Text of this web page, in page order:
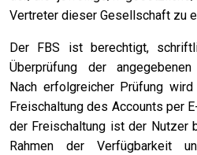
Vertreter dieser Gesellschaft zu
Der FBS ist berechtigt,
Überprüfung der
Nach erfolgreicher Prüfung
Freischaltung des Accounts per
der Freischaltung ist der Nutzer
Rahmen der Verfügbarkeit